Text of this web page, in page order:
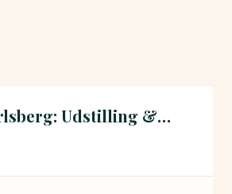
Udstilling &…